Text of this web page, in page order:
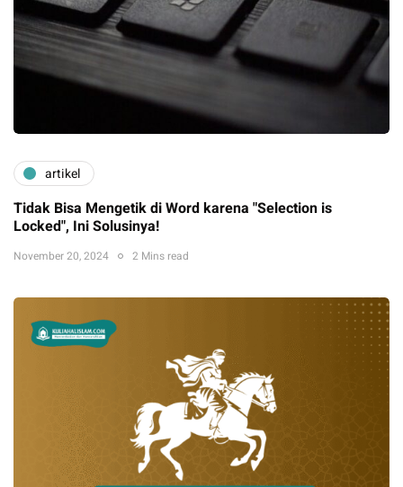
artikel
Tidak Bisa Mengetik di Word karena "Selection is
Locked", Ini Solusinya!
November 20, 2024 2 Mins read